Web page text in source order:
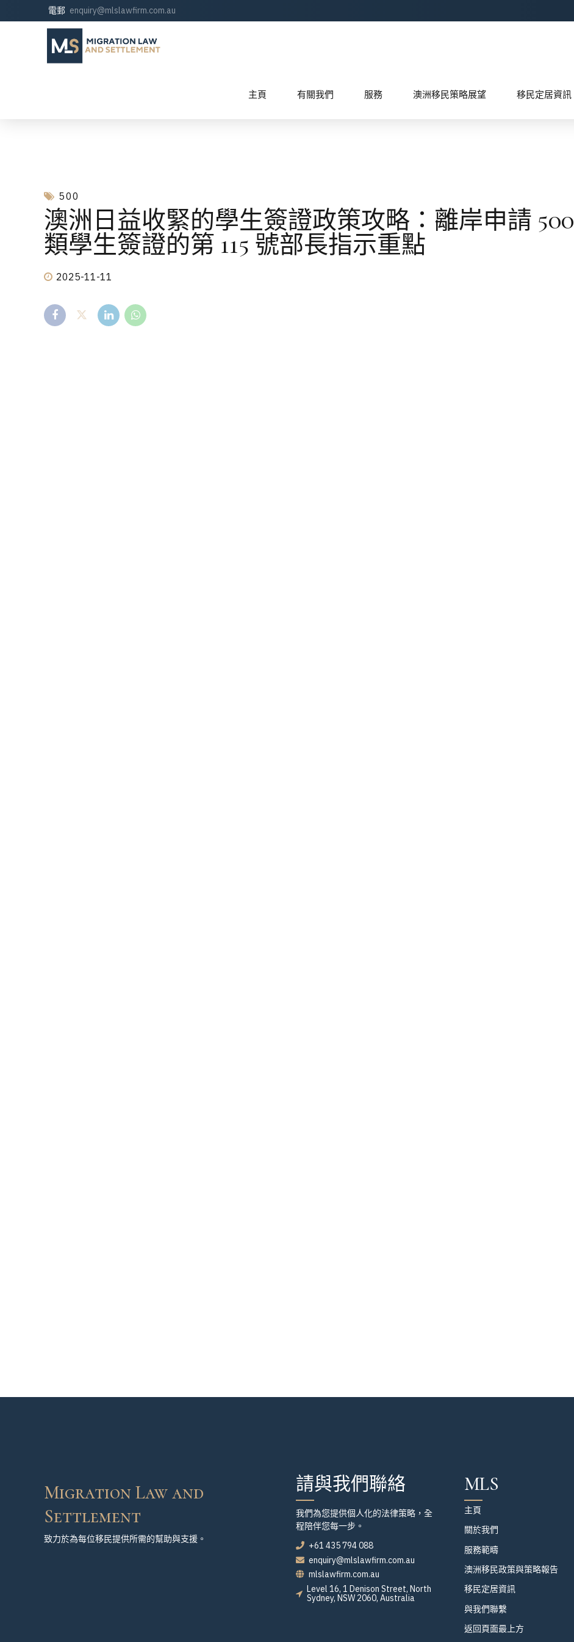
電郵 enquiry@mlslawfirm.com.au
主頁 有關我們 服務 澳洲移民策略展望 移民定居資訊
500
澳洲日益收緊的學生簽證政策攻略：離岸申請 500
類學生簽證的第 115 號部長指示重點
2025-11-11
Migration Law and
Settlement
致力於為每位移民提供所需的幫助與支援。
請與我們聯絡
我們為您提供個人化的法律策略，全
程陪伴您每一步。
+61 435 794 088
enquiry@mlslawfirm.com.au
mlslawfirm.com.au
Level 16, 1 Denison Street, North
Sydney, NSW 2060, Australia
MLS
主頁
關於我們
服務範疇
澳洲移民政策與策略報告
移民定居資訊
與我們聯繫
返回頁面最上方